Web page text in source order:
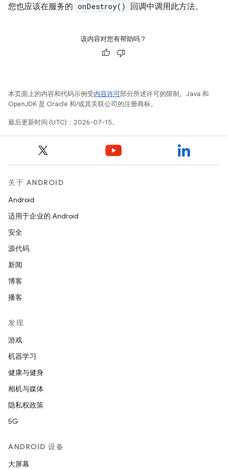
您也应该在服务的 onDestroy() 回调中调用此方法。
该内容对您有帮助吗？
本页面上的内容和代码示例受内容许可部分所述许可的限制。Java 和
OpenJDK 是 Oracle 和/或其关联公司的注册商标。
最后更新时间 (UTC)：2026-07-15。
关于 ANDROID
Android
适用于企业的 Android
安全
源代码
新闻
博客
播客
发现
游戏
机器学习
健康与健身
相机与媒体
隐私权政策
5G
ANDROID 设备
大屏幕